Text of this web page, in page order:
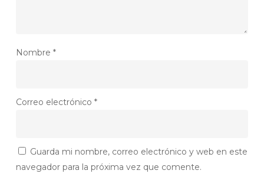
Nombre *
Correo electrónico *
Guarda mi nombre, correo electrónico y web en este
navegador para la próxima vez que comente.